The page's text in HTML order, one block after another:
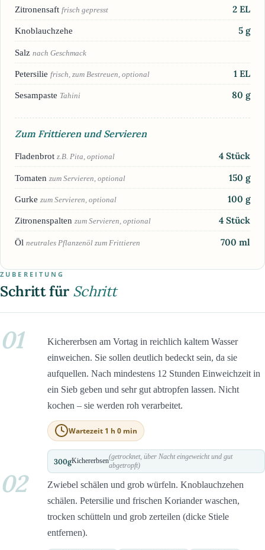
Zitronensaft frisch gepresst 2 EL
Knoblauchzehe 5 g
Salz nach Geschmack
Petersilie frisch, zum Bestreuen, optional 1 EL
Sesampaste Tahini 80 g
Zum Frittieren und Servieren
Fladenbrot z.B. Pita, optional 4 Stück
Tomaten zum Servieren, optional 150 g
Gurke zum Servieren, optional 100 g
Zitronenspalten zum Servieren, optional 4 Stück
Öl neutrales Pflanzenöl zum Frittieren 700 ml
ZUBEREITUNG
Schritt für Schritt
01
Kichererbsen am Vortag in reichlich kaltem Wasser
einweichen. Sie sollen deutlich bedeckt sein, da sie
aufquellen. Nach mindestens 12 Stunden Einweichzeit in
ein Sieb geben und sehr gut abtropfen lassen. Nicht
kochen – sie werden roh verarbeitet.
Wartezeit 1 h 0 min
300gKichererbsen
(getrocknet, über Nacht eingeweicht und gut
abgetropft)
02
Zwiebel schälen und grob würfeln. Knoblauchzehen
schälen. Petersilie und frischen Koriander waschen,
trocken schütteln und grob zerteilen (dicke Stiele
entfernen).